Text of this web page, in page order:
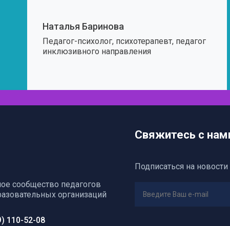
Наталья Баринова
Педагог-психолог, психотерапевт, педагог
инклюзивного направления
сообщество педагогов
организаций
110-52-08
Свяжитесь с
Подписаться на новости